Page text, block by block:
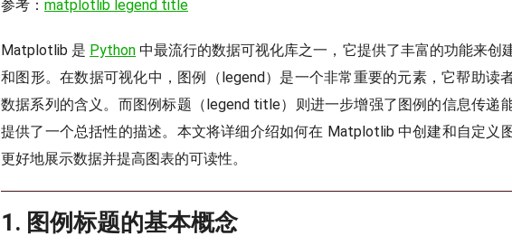
参考： matplotlib legend title
Matplotlib 是 Python 中最流行的数据可视化库之一，它提供了丰富的功能来创
和图形。在数据可视化中，图例（legend）是一个非常重要的元素，它帮助读
数据系列的含义。而图例标题（legend title）则进一步增强了图例的信息传递
提供了一个总括性的描述。本文将详细介绍如何在 Matplotlib 中创建和自定义
更好地展示数据并提高图表的可读性。
1. 图例标题的基本概念